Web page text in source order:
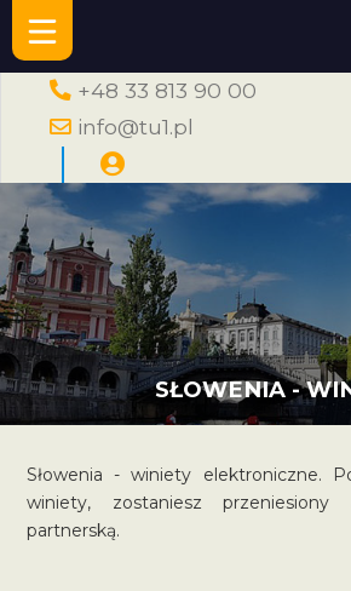
+48 33 813 90 00
info@tu1.pl
SŁOWENIA -
Słowenia - winiety elektroniczne.
winiety, zostaniesz
partnerską.